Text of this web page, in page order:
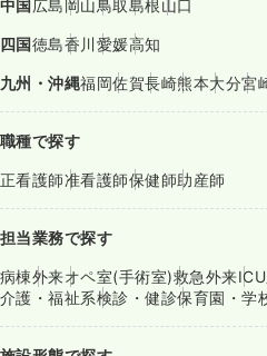
中国広島岡山鳥取島根山口
四国徳島香川愛媛高知
九州・沖縄福岡佐賀長崎熊本大分宮
職種で探す
正看護師准看護師保健師助産師
担当業務で探す
病棟外来オペ室(手術室)救急外来
介護・福祉系検診・健診保育園・学